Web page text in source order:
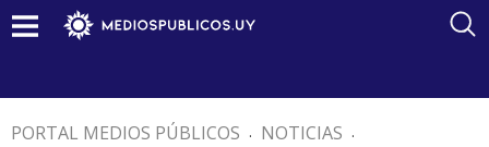
PORTAL MEDIOS PÚBLICOS . NOTICIAS .